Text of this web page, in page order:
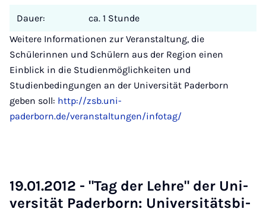
Dauer:
ca. 1 Stunde
Weitere Informationen zur Veranstaltung, die
Schülerinnen und Schülern aus der Region einen
Einblick in die Studienmöglichkeiten und
Studienbedingungen an der Universität Paderborn
geben soll: http://zsb.uni-
paderborn.de/veranstaltungen/infotag/
19.01.2012 - "Tag der Leh­re" der Uni­
ver­si­tät Pa­der­born: Uni­ver­si­täts­bi­